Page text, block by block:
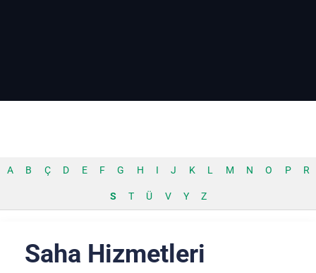
A B Ç D E F G H I J K L M N O P R
S T Ü V Y Z
Saha Hizmetleri